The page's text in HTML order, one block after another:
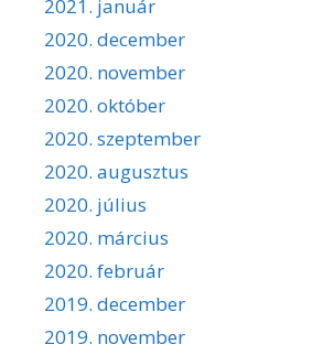
2021. január
2020. december
2020. november
2020. október
2020. szeptember
2020. augusztus
2020. július
2020. március
2020. február
2019. december
2019. november